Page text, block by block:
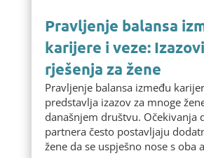
Pravljenje balansa
karijere i veze:
rješenja za žene
Pravljenje balansa između
predstavlja izazov za mnoge
današnjem društvu. Očekivanja
partnera često postavljaju
žene da se uspješno nose s oba